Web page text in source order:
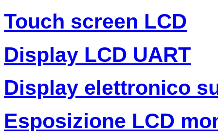
Touch screen LCD
Display LCD UART
Display elettronico
Esposizione LCD